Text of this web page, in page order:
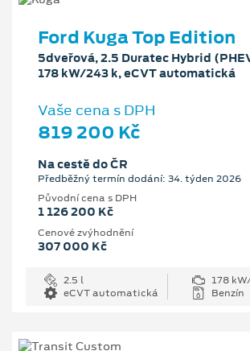
Ford Kuga Top Edition
5dveřová, 2.5 Duratec Hybrid
178 kW/243 k, eCVT automatická
Vaše cena s DPH
819 200 Kč
Na cestě do ČR
Předběžný termín dodání: 34. týden 2026
Původní cena s DPH
1 126 200 Kč
Cenové zvýhodnění
307 000 Kč
2.5 l
178
eCVT automatická
Benzín